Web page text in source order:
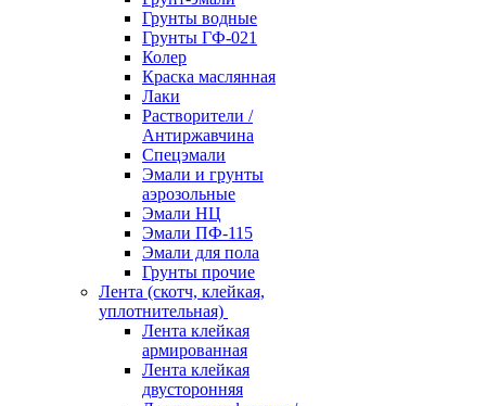
Грунты водные
Грунты ГФ-021
Колер
Краска маслянная
Лаки
Растворители /
Антиржавчина
Спецэмали
Эмали и грунты
аэрозольные
Эмали НЦ
Эмали ПФ-115
Эмали для пола
Грунты прочие
Лента (скотч, клейкая,
уплотнительная)
Лента клейкая
армированная
Лента клейкая
двусторонняя